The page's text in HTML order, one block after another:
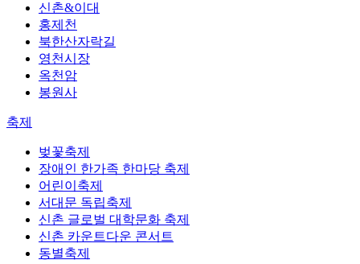
신촌&이대
홍제천
북한산자락길
영천시장
옥천암
봉원사
축제
벚꽃축제
장애인 한가족 한마당 축제
어린이축제
서대문 독립축제
신촌 글로벌 대학문화 축제
신촌 카운트다운 콘서트
동별축제